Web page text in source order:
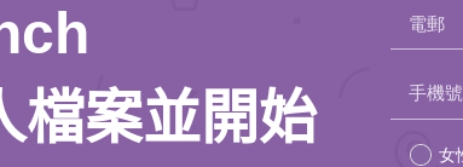
案並開始
電郵
Please
手機
女